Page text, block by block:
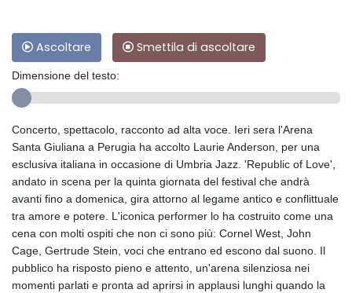
Ascoltare Smettila di ascoltare
Dimensione del testo:
Concerto, spettacolo, racconto ad alta voce. Ieri sera l'Arena
Santa Giuliana a Perugia ha accolto Laurie Anderson, per una
esclusiva italiana in occasione di Umbria Jazz. 'Republic of Love',
andato in scena per la quinta giornata del festival che andrà
avanti fino a domenica, gira attorno al legame antico e conflittuale
tra amore e potere. L'iconica performer lo ha costruito come una
cena con molti ospiti che non ci sono più: Cornel West, John
Cage, Gertrude Stein, voci che entrano ed escono dal suono. Il
pubblico ha risposto pieno e attento, un'arena silenziosa nei
momenti parlati e pronta ad aprirsi in applausi lunghi quando la